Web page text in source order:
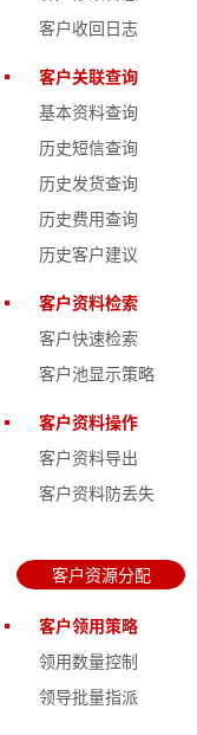
客户收回日志
客户关联查询
基本资料查询
历史短信查询
历史发货查询
历史费用查询
历史客户建议
客户资料检索
客户快速检索
客户池显示策略
客户资料操作
客户资料导出
客户资料防丢失
客户资源分配
客户领用策略
领用数量控制
领导批量指派